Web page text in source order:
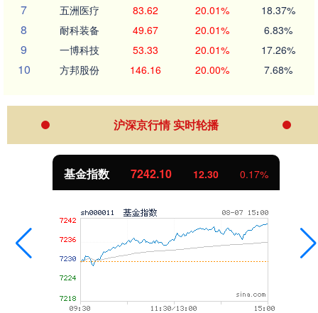
7 五洲医疗 83.62 20.01% 18.37%
8 耐科装备 49.67 20.01% 6.83%
9 一博科技 53.33 20.01% 17.26%
10 方邦股份 146.16 20.00% 7.68%
沪深京行情 实时轮播
基金指数 7242.10 12.30 0.17%